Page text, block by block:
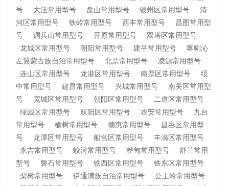
号
大洼常用型号 盘山常用型号 银州区常用型号
清
河区常用型号
铁岭常用型号 西丰常用型号
昌图常用型
号
调兵山常用型号 开原常用型号
双塔区常用型号
龙城区常用型号
朝阳常用型号 建平常用型号
喀喇沁
左翼蒙古族自治常用型号
北票常用型号
凌源常用型号
连山区常用型号
龙港区常用型号 南票区常用型号
绥
中常用型号
建昌常用型号 兴城常用型号
南关区常用型
号
宽城区常用型号 朝阳区常用型号
二道区常用型号
绿园区常用型号
双阳区常用型号 农安常用型号
九台
常用型号
榆树常用型号 德惠常用型号
昌邑区常用型
号
龙潭区常用型号 船营区常用型号
丰满区常用型号
永吉常用型号
蛟河常用型号 桦甸常用型号
舒兰常用
型号
磐石常用型号 铁西区常用型号
铁东区常用型号
梨树常用型号
伊通满族自治常用型号
公主岭常用型号